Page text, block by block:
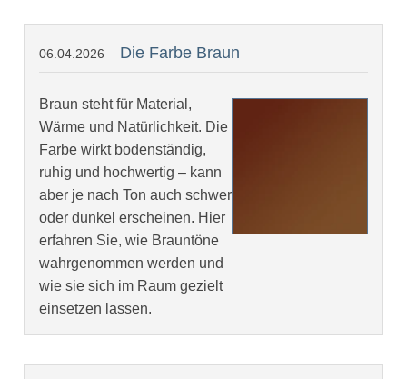
06.04.2026 – Die Farbe Braun
Braun steht für Material,
Wärme und Natürlichkeit. Die
Farbe wirkt bodenständig,
ruhig und hochwertig – kann
aber je nach Ton auch schwer
oder dunkel erscheinen. Hier
erfahren Sie, wie Brauntöne
wahrgenommen werden und
wie sie sich im Raum gezielt
einsetzen lassen.